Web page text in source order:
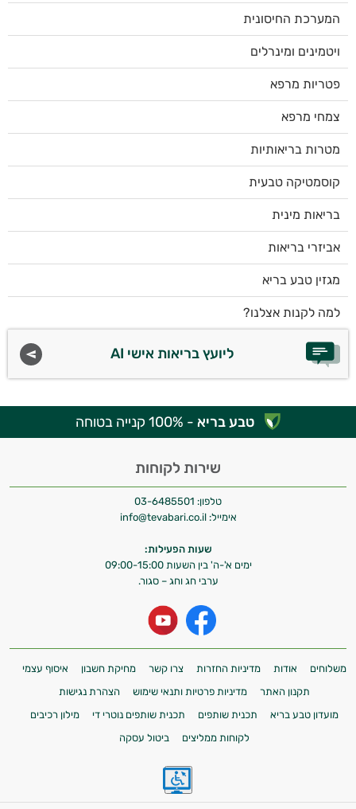
המערכת החיסונית
ויטמינים ומינרלים
פטריות מרפא
צמחי מרפא
מטרות בריאותיות
קוסמטיקה טבעית
בריאות מינית
אביזרי בריאות
מגזין טבע בריא
למה לקנות אצלנו?
ליועץ בריאות אישי AI
טבע בריא - 100% קנייה בטוחה
שירות לקוחות
טלפון: 03-6485501
אימייל: info@tevabari.co.il
שעות הפעילות:
ימים א'-ה' בין השעות 09:00-15:00
ערבי חג וחג – סגור.
משלוחים אודות מדיניות החזרות צרו קשר מחיקת חשבון
איסוף עצמי
תקנון האתר
מדיניות פרטיות ותנאי שימוש
הצהרת נגישות
מועדון טבע בריא
תכנית שותפים תכנית שותפים נוטרי די
מילון רכיבים
לקוחות ממליצים
ביטול עסקה